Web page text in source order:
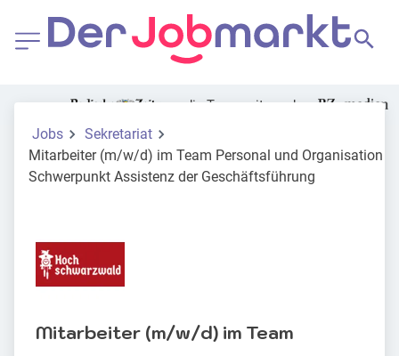
die Tageszeitung der
Jobs
Sekretariat
Mitarbeiter (m/w/d) im Team Personal und Organisation
Schwerpunkt Assistenz der Geschäftsführung
Mitarbeiter (m/w/d) im Team